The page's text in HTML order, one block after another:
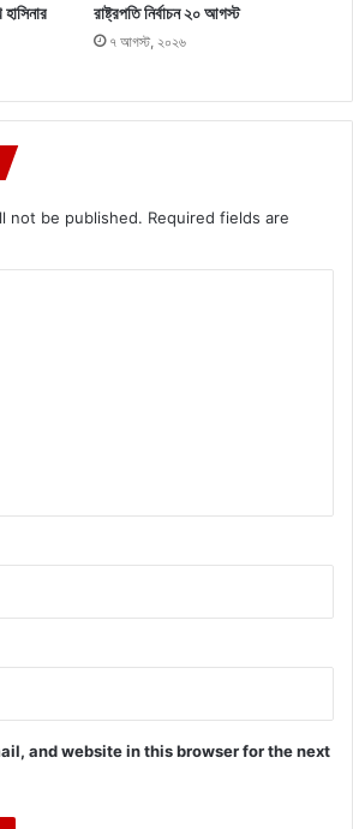
রাষ্ট্রপতি নির্বাচন ২০ আগস্ট
৭ আগস্ট, ২০২৬
not be published. Required fields are
and website in this browser for the next